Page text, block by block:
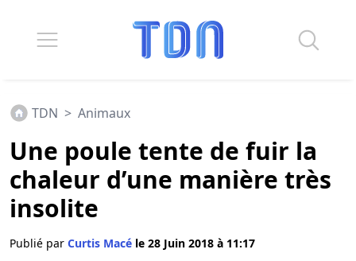
TDN > Animaux
Une poule tente de fuir la
chaleur d’une manière très
insolite
Publié par Curtis Macé le 28 Juin 2018 à 11:17